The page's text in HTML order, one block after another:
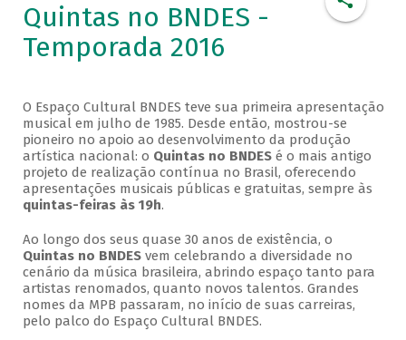
Quintas no BNDES -
Temporada 2016
O Espaço Cultural BNDES teve sua primeira apresentação
musical em julho de 1985. Desde então, mostrou-se
pioneiro no apoio ao desenvolvimento da produção
artística nacional: o Quintas no BNDESé o mais antigo
projeto de realização contínua no Brasil, oferecendo
apresentações musicais públicas e gratuitas, sempre às
quintas-feiras às 19h.
Ao longo dos seus quase 30 anos de existência, o
Quintas no BNDESvem celebrando a diversidade no
cenário da música brasileira, abrindo espaço tanto para
artistas renomados, quanto novos talentos. Grandes
nomes da MPB passaram, no início de suas carreiras,
pelo palco do Espaço Cultural BNDES.